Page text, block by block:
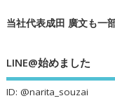
当社代表成田 廣文も一
LINE@始めました
ID: @narita_souzai